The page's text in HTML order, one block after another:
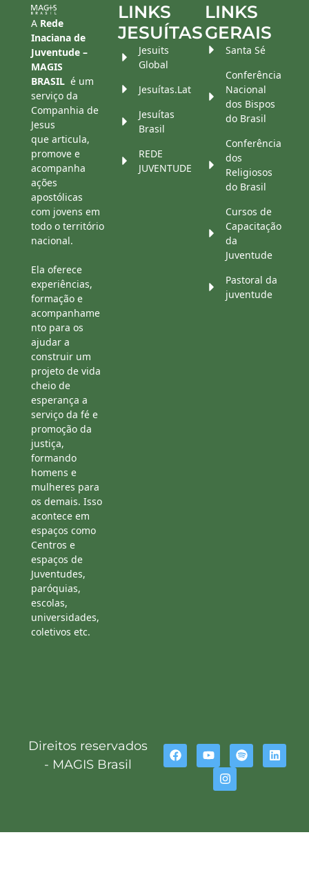
A Rede
Inaciana de
Juventude –
MAGIS
BRASIL é um
serviço da
Companhia de
Jesus
que articula,
promove e
acompanha
ações
apostólicas
com jovens em
todo o território
nacional.
Ela oferece
experiências,
formação e
acompanhame
nto para os
ajudar a
construir um
projeto de vida
cheio de
esperança a
serviço da fé e
promoção da
justiça,
formando
homens e
mulheres para
os demais. Isso
acontece em
espaços como
Centros e
espaços de
Juventudes,
paróquias,
escolas,
universidades,
coletivos etc.
LINKS
JESUÍTAS
Jesuits
Global
Jesuítas.Lat
Jesuítas
Brasil
REDE
JUVENTUDE
LINKS
GERAIS
Santa Sé
Conferência
Nacional
dos Bispos
do Brasil
Conferência
dos
Religiosos
do Brasil
Cursos de
Capacitação
da
Juventude
Pastoral da
juventude
Direitos reservados
- MAGIS Brasil